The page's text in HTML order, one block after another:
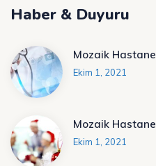
Haber & Duyuru
Mozaik
Ekim 1, 2021
Mozaik
Ekim 1, 2021